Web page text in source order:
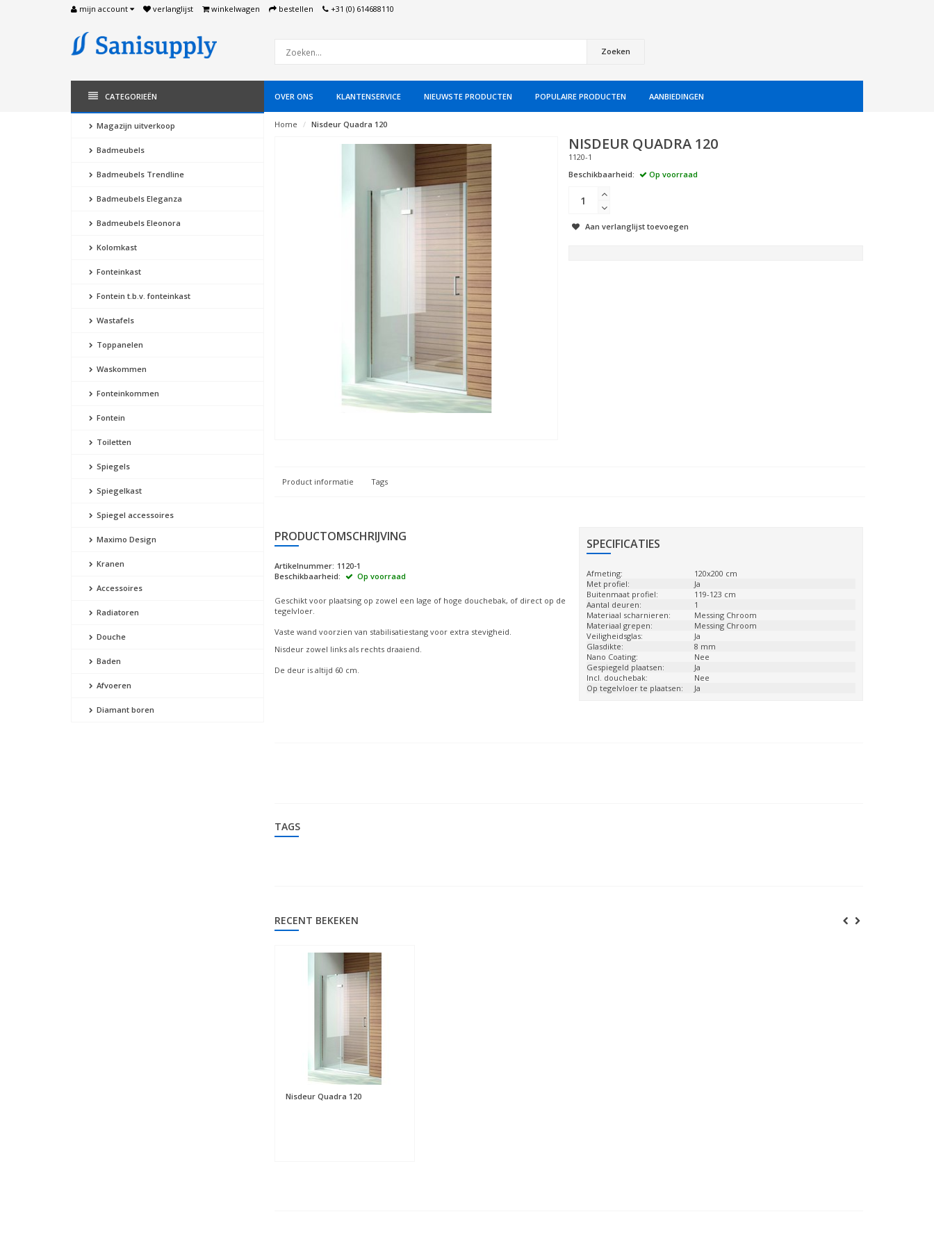
mijn account verlanglijst winkelwagen bestellen +31 (0) 614688110
Zoeken
CATEGORIEËN OVER ONS KLANTENSERVICE NIEUWSTE PRODUCTEN POPULAIRE PRODUCTEN AANBIEDINGEN
Magazijn uitverkoop
Badmeubels
Badmeubels Trendline
Badmeubels Eleganza
Badmeubels Eleonora
Kolomkast
Fonteinkast
Fontein t.b.v. fonteinkast
Wastafels
Toppanelen
Waskommen
Fonteinkommen
Fontein
Toiletten
Spiegels
Spiegelkast
Spiegel accessoires
Maximo Design
Kranen
Accessoires
Radiatoren
Douche
Baden
Afvoeren
Diamant boren
Home Nisdeur Quadra 120
NISDEUR QUADRA 120
1120-1
Beschikbaarheid:
Op voorraad
Aan verlanglijst toevoegen
Product informatie Tags
PRODUCTOMSCHRIJVING
Artikelnummer: 1120-1
Beschikbaarheid:
Op voorraad
Geschikt voor plaatsing op zowel een lage of hoge douchebak, of direct op de
tegelvloer.
Vaste wand voorzien van stabilisatiestang voor extra stevigheid.
Nisdeur zowel links als rechts draaiend.
De deur is altijd 60 cm.
SPECIFICATIES
Afmeting:
120x200 cm
Met profiel:
Ja
Buitenmaat profiel:
119-123 cm
Aantal deuren:
1
Materiaal scharnieren:
Messing Chroom
Materiaal grepen:
Messing Chroom
Veiligheidsglas:
Ja
Glasdikte:
8 mm
Nano Coating:
Nee
Gespiegeld plaatsen:
Ja
Incl. douchebak:
Nee
Op tegelvloer te plaatsen:
Ja
TAGS
RECENT BEKEKEN
Nisdeur Quadra 120